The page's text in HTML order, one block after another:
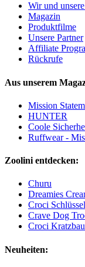
Wir und
Magazin
Produktfilme
Unsere Partner
Affiliate
Rückrufe
Aus unserem
Mission
HUNTER
Coole
Ruffwear -
Zoolini entdecken:
Churu
Dreamies
Croci
Crave Dog
Croci
Neuheiten: